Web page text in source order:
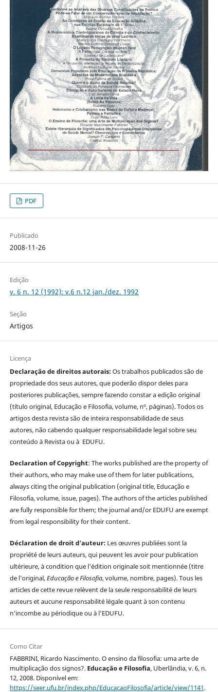
PDF
Publicado
2008-11-26
Edição
v. 6 n. 12 (1992): v.6 n.12 jan./dez. 1992
Seção
Artigos
Licença
Declaração de direitos autorais:Os trabalhos publicados são de
propriedade dos seus autores, que poderão dispor deles para
posteriores publicações, sempre fazendo constar a edição original
(título original, Educação e Filosofia, volume, nº, páginas). Todos os
artigos desta revista são de inteira responsabilidade de seus
autores, não cabendo qualquer responsabilidade legal sobre seu
conteúdo à Revista ou à EDUFU.
Declaration of Copyright: The works published are the property of
their authors, who may make use of them for later publications,
always citing the original publication (original title, Educação e
Filosofia, volume, issue, pages). The authors of the articles published
are fully responsible for them; the journal and/or EDUFU are exempt
from legal responsibility for their content.
Déclaration de droit d’auteur: Les œuvres publiées sont la
propriété de leurs auteurs, qui peuvent les avoir pour publication
ultérieure, à condition que l'édition originale soit mentionnée (titre
de l'original,Educação e Filosofia, volume, nombre, pages). Tous les
articles de cette revue relèvent de la seule responsabilité de leurs
auteurs et aucune responsabilité légale quant à son contenu
n'incombe au périodique ou à l’EDUFU.
Como Citar
FABBRINI, Ricardo Nascimento. O ensino da filosofia: uma arte de
multiplicação dos signos?. Educação e Filosofia, Uberlândia, v. 6, n.
12, 2008. Disponível em:
https://seer.ufu.br/index.php/EducacaoFilosofia/article/view/1141.